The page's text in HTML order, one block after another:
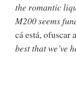
the romantic
M200 seems
cá está, ofuscar
best that we’ve